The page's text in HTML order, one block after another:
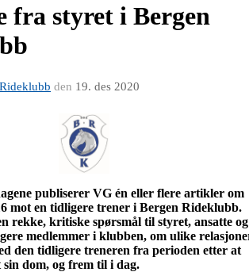
fra styret i Bergen
den 19. des 2020
publiserer VG én eller flere artikler om
mot en tidligere trener i Bergen Rideklubb.
rekke, kritiske spørsmål til styret, ansatte og
medlemmer i klubben, om ulike
den tidligere treneren fra perioden etter at
sin dom, og frem til i dag.